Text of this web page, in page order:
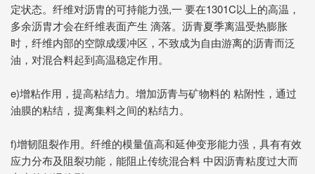
定状态。纤维对沥胄的可持能力强,一 要在1301C以上的高温，
多余沥胄才会在纤维表面产生 滴落。沥青夏季离温受热膨胀
时，纤维内部的空隙成缓冲区，不致成为自由游离的沥青而泛
油，对混合料起到高温稳定作用。
e)增粘作用，提高粘结力。增加沥青与矿物料的 粘附性，通过
油膜的粘结，提离集料之间的粘结力。
f)增韧阻裂作用。纤维的模量值高和延伸变形能力强，具有有效
应力分布及阻裂功能，能阻止传统混合料 中因沥青粘度过大而